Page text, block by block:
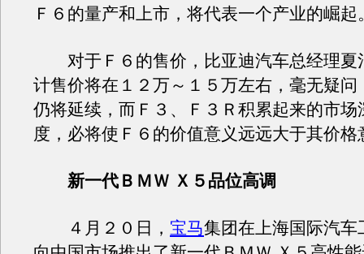
Ｆ６的量产和上市，将代表一个产业的崛起
对于Ｆ６的售价，比亚迪汽车总经理夏
计售价将在１２万～１５万左右，毫无疑问
仍将延续，而Ｆ３、Ｆ３Ｒ积累起来的市场
度，必将使Ｆ６的价值意义远远大于其价格
新一代ＢＭＷ Ｘ５品位高调
４月２０日， 宝马集团在上海国际汽车